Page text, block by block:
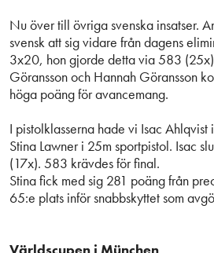
Nu över till övriga svenska insatser.
svensk att sig vidare från dagens
3x20, hon gjorde detta via 583
Göransson och Hannah Göransson
höga poäng för avancemang.
I pistolklasserna hade vi Isac Ahlqvist
Stina Lawner i 25m sportpistol. Isac
(17x). 583 krävdes för final.
Stina fick med sig 281 poäng från
65:e plats inför snabbskyttet som